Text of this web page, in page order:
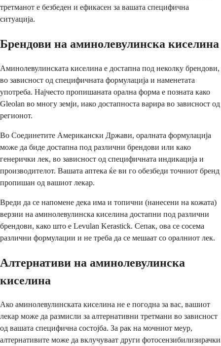
третманот е безбеден и ефикасен за вашата специфична
ситуација.
Брендови на аминолевулинска киселина
Аминолевулинската киселина е достапна под неколку брендови,
во зависност од специфичната формулација и наменетата
употреба. Најчесто пропишаната орална форма е позната како
Gleolan во многу земји, иако достапноста варира во зависност од
регионот.
Во Соединетите Американски Држави, оралната формулација
може да биде достапна под различни брендови или како
генерички лек, во зависност од специфичната индикација и
производителот. Вашата аптека ќе ви го обезбеди точниот бренд
пропишан од вашиот лекар.
Вреди да се напомене дека има и топични (нанесени на кожата)
верзии на аминолевулинска киселина достапни под различни
брендови, како што е Levulan Kerastick. Сепак, ова се сосема
различни формулации и не треба да се мешаат со оралниот лек.
Алтернативи на аминолевулинска
киселина
Ако аминолевулинската киселина не е погодна за вас, вашиот
лекар може да размисли за алтернативни третмани во зависност
од вашата специфична состојба. За рак на мочниот меур,
алтернативите може да вклучуваат други фотосензибилизирачки